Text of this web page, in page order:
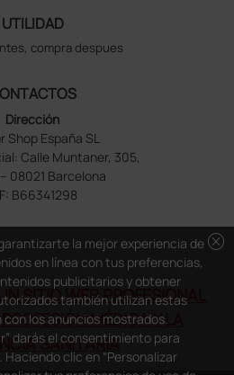
UTILIDAD
compra despues
Dirección
Shop España SL
Calle Muntaner, 305,
– 08021 Barcelona
B66341298
SITIO WEB PROFESIONAL
MÉDICA Y LA
SANITARIA
cancel
la mejor experiencia de
en línea con tus preferencias,
publicitarios y obtener
también utilizan estas
los anuncios mostrados.
darás el consentimiento para
clic en “Personalizar